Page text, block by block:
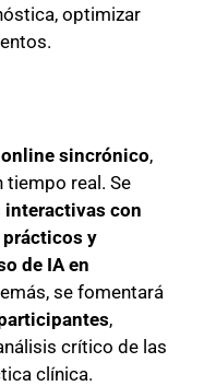
optimizar
sincrónico,
real. Se
interactivas con
prácticos y
de IA en
se fomentará
,
crítico de las
clínica.